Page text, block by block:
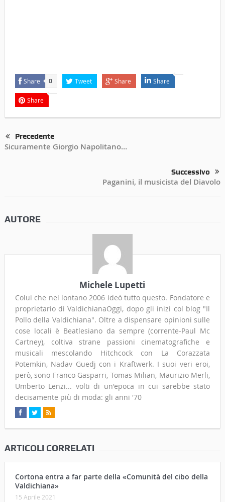
Share 0 Tweet Share Share
Share
Precedente
Sicuramente Giorgio Napolitano…
Successivo
Paganini, il musicista del Diavolo
AUTORE
Michele Lupetti
Colui che nel lontano 2006 ideò tutto questo. Fondatore e
proprietario di ValdichianaOggi, dopo gli inizi col blog "Il
Pollo della Valdichiana". Oltre a dispensare opinioni sulle
cose locali è Beatlesiano da sempre (corrente-Paul Mc
Cartney), coltiva strane passioni cinematografiche e
musicali mescolando Hitchcock con La Corazzata
Potemkin, Nadav Guedj con i Kraftwerk. I suoi veri eroi,
però, sono Franco Gasparri, Tomas Milian, Maurizio Merli,
Umberto Lenzi... volti di un'epoca in cui sarebbe stato
decisamente più di moda: gli anni '70
ARTICOLI CORRELATI
Cortona entra a far parte della «Comunità del cibo della
Valdichiana»
15 Aprile 2021